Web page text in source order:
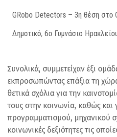
GRobo Detectors – 3η θέση στο
Δημοτικό, 6ο Γυμνάσιο
Συνολικά, συμμετείχαν έξι
εκπροσωπώντας επάξια τη
θετικά σχόλια για την
τους στην κοινωνία, καθώς και
προγραμματισμού, μηχανικού
κοινωνικές δεξιότητες τις